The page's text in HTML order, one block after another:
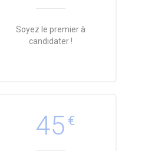
Soyez le premier à
candidater !
45 €